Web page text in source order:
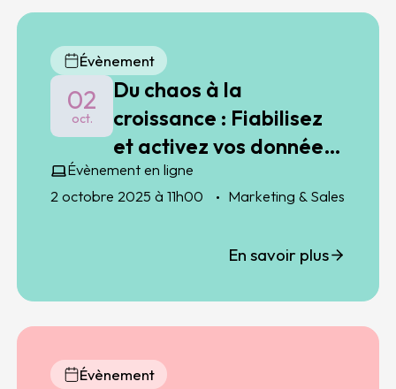
Évènement
02
oct.
Du chaos à la
croissance : Fiabilisez
et activez vos données
HubSpot
Évènement en ligne
2 octobre 2025 à 11h00
Marketing & Sales
En savoir plus
Évènement